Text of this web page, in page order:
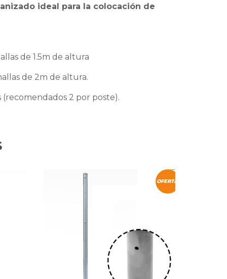
ideal para la colocación de
de 1.5m de altura
de 2m de altura.
2 por poste).
OFERTA